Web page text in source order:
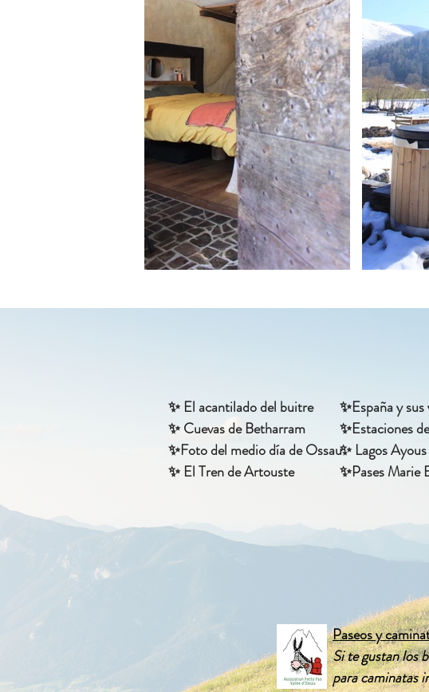
✨ El acantilado del buitre
✨ Cuevas de Betharram
✨Foto del medio día de Ossau
✨ El Tren de Artouste
✨España y sus
✨Estaciones
✨ Lagos
✨Pases Marie
Paseos y
Si te gustan los
para caminatas